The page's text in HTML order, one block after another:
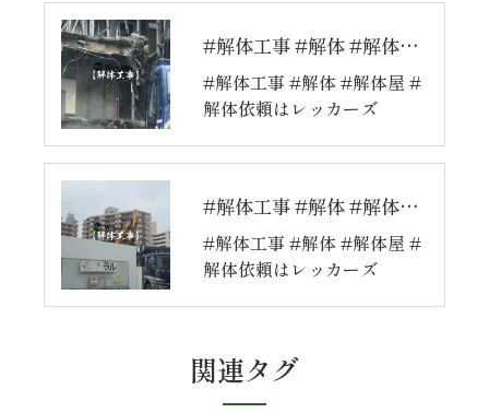
#解体工事 #解体 #解体屋 #解体依頼はレッカーズ
#解体工事 #解体 #解体屋 #
解体依頼はレッカーズ
#解体工事 #解体 #解体屋 #解体依頼はレッカーズ
#解体工事 #解体 #解体屋 #
解体依頼はレッカーズ
関連タグ